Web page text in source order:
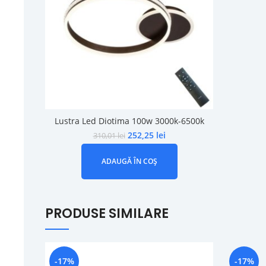
Lustra Led Diotima 100w 3000k-6500k
310,01lei 252,25 lei
ADAUGĂ ÎN COȘ
PRODUSE SIMILARE
-17% -17%